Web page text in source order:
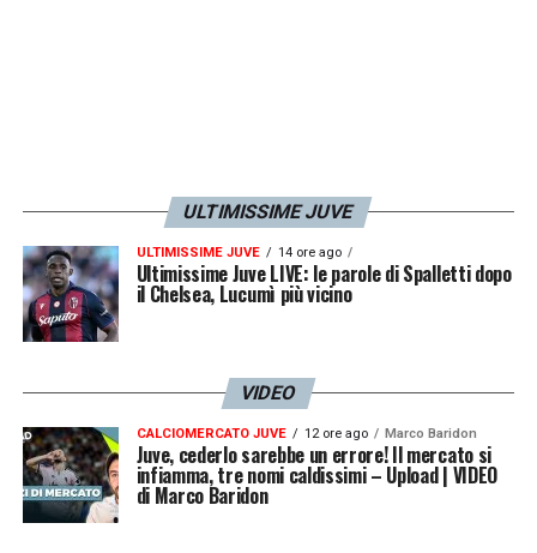
ULTIMISSIME JUVE
ULTIMISSIME JUVE 14 ore ago
Ultimissime Juve LIVE: le parole di Spalletti dopo
il Chelsea, Lucumì più vicino
VIDEO
CALCIOMERCATO JUVE 12 ore ago Marco Baridon
Juve, cederlo sarebbe un errore! Il mercato si
infiamma, tre nomi caldissimi – Upload | VIDEO
di Marco Baridon